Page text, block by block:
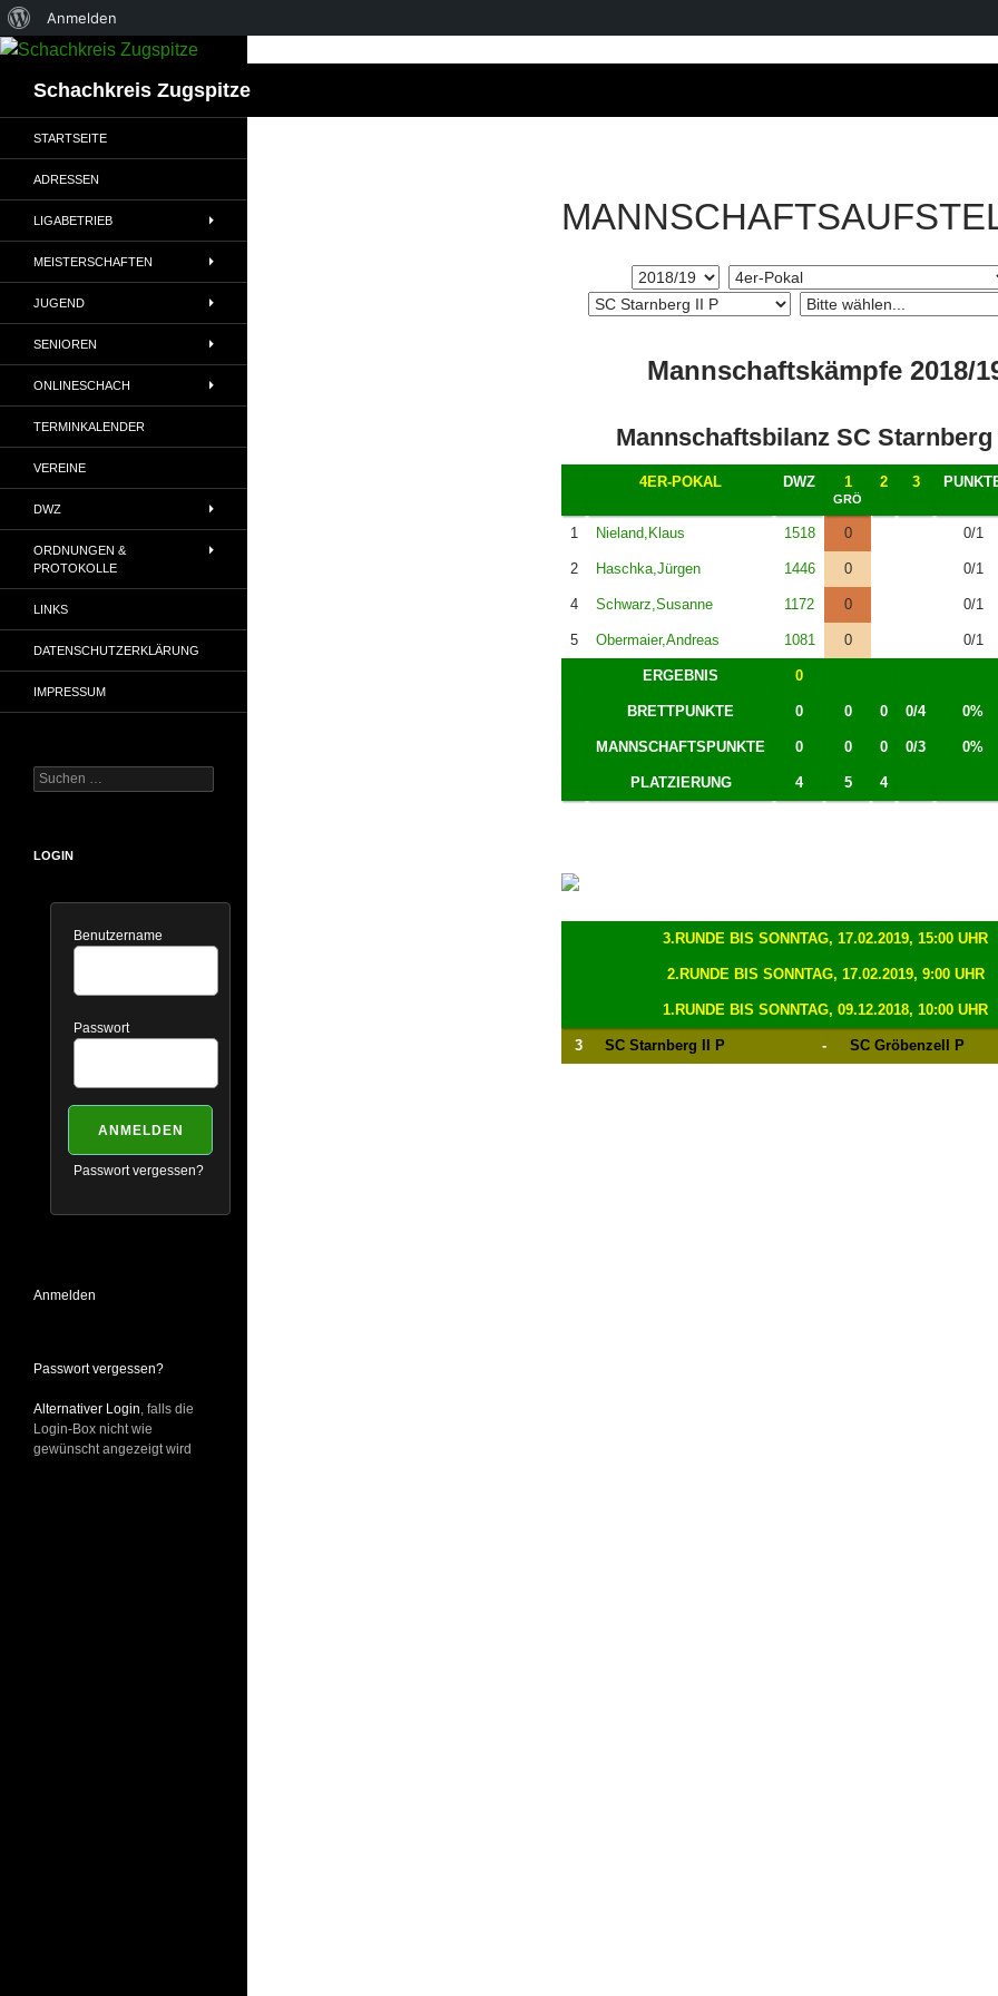
Über
WordPress
Anmelden
Zum
springenSchachkreis Zugspitze
Mannschaftskämpfe 2018/
Mannschaftsbilanz SC Starnberg
4ER-POKAL DWZ 1
GRÖ
2 3
1 Nieland,Klaus 1518 0 0/1
2 Haschka,Jürgen 1446 0 0/1
4 Schwarz,Susanne 1172 0 0/1
5 Obermaier,Andreas 1081 0 0/1
ERGEBNIS 0
BRETTPUNKTE 0 0 0 0/4 0%
MANNSCHAFTSPUNKTE 0 0 0 0/3 0%
PLATZIERUNG 4 5 4
3.RUNDE BIS SONNTAG, 17.02.2019, 15:00 UHR
2.RUNDE BIS SONNTAG, 17.02.2019, 9:00 UHR
1.RUNDE BIS SONNTAG, 09.12.2018, 10:00 UHR
3 SC Starnberg II P - SC Gröbenzell P
STARTSEITE
ADRESSEN
LIGABETRIEB
MEISTERSCHAFTEN
JUGEND
SENIOREN
ONLINESCHACH
TERMINKALENDER
VEREINE
DWZ
ORDNUNGEN &
PROTOKOLLE
LINKS
DATENSCHUTZERKLÄRUNG
IMPRESSUM
Suchen
nach:
LOGIN
Benutzername
Passwort
Passwort vergessen?
Anmelden
Passwort vergessen?
Alternativer Login , falls die
Login-Box nicht wie
gewünscht angezeigt wird